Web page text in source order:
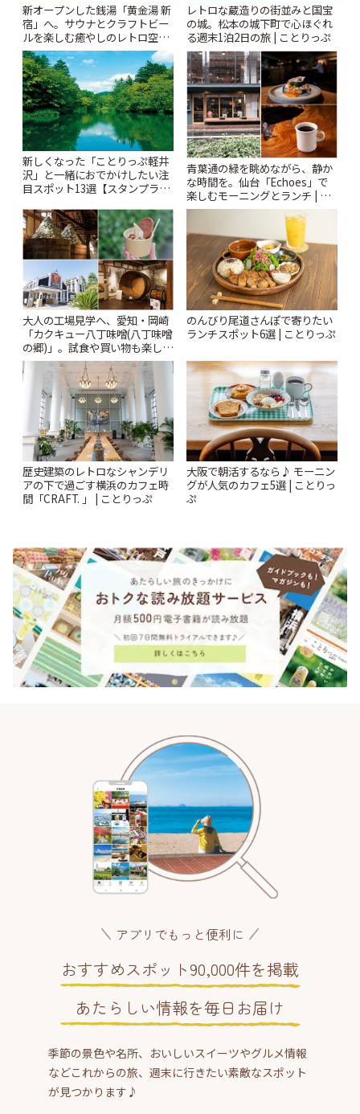
新オープンした銭湯「黄金湯 新
宿」へ。サウナとクラフトビー
ルを楽しむ癒やしのレトロ空間
| ことりっぷ
レトロな蔵造りの街並みと国宝
の城。松本の城下町で心ほぐれ
る週末1泊2日の旅 | ことりっぷ
新しくなった「ことりっぷ軽井
沢」と一緒におでかけしたい注
目スポット13選【スタンプラリ
青葉通の緑を眺めながら、静か
な時間を。仙台「Echoes」で
楽しむモーニングとランチ | こ
とりっぷ
大人の工場見学へ、愛知・岡崎
「カクキュー八丁味噌(八丁味噌
の郷)」。試食や買い物も楽しみ
♪ | ことりっぷ
のんびり尾道さんぽで寄りたい
ランチスポット6選 | ことりっぷ
歴史建築のレトロなシャンデリ
アの下で過ごす横浜のカフェ時
間「CRAFT. 」 | ことりっぷ
大阪で朝活するなら♪ モーニン
グが人気のカフェ5選 | ことりっ
ぷ
アプリでもっと便利に
おすすめスポット90,000件を掲載
あたらしい情報を毎日お届け
季節の景色や名所、おいしいスイーツやグルメ情報
などこれからの旅、週末に行きたい素敵なスポット
が見つかります♪